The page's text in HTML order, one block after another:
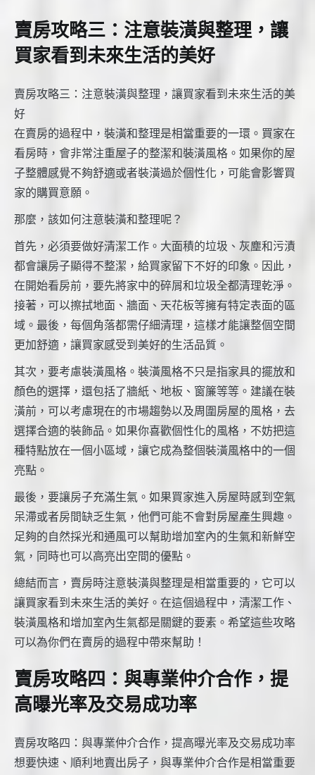
賣房攻略三：注意裝潢與整理，讓
買家看到未來生活的美好
賣房攻略三：注意裝潢與整理，讓買家看到未來生活的美
好
在賣房的過程中，裝潢和整理是相當重要的一環。買家在
看房時，會非常注重屋子的整潔和裝潢風格。如果你的屋
子整體感覺不夠舒適或者裝潢過於個性化，可能會影響買
家的購買意願。
那麼，該如何注意裝潢和整理呢？
首先，必須要做好清潔工作。大面積的垃圾、灰塵和污漬
都會讓房子顯得不整潔，給買家留下不好的印象。因此，
在開始看房前，要先將家中的碎屑和垃圾全都清理乾淨。
接著，可以擦拭地面、牆面、天花板等擁有特定表面的區
域。最後，每個角落都需仔細清理，這樣才能讓整個空間
更加舒適，讓買家感受到美好的生活品質。
其次，要考慮裝潢風格。裝潢風格不只是指家具的擺放和
顏色的選擇，還包括了牆紙、地板、窗簾等等。建議在裝
潢前，可以考慮現在的市場趨勢以及周圍房屋的風格，去
選擇合適的裝飾品。如果你喜歡個性化的風格，不妨把這
種特點放在一個小區域，讓它成為整個裝潢風格中的一個
亮點。
最後，要讓房子充滿生氣。如果買家進入房屋時感到空氣
呆滯或者房間缺乏生氣，他們可能不會對房屋產生興趣。
足夠的自然採光和通風可以幫助增加室內的生氣和新鮮空
氣，同時也可以高亮出空間的優點。
總結而言，賣房時注意裝潢與整理是相當重要的，它可以
讓買家看到未來生活的美好。在這個過程中，清潔工作、
裝潢風格和增加室內生氣都是關鍵的要素。希望這些攻略
可以為你們在賣房的過程中帶來幫助！
賣房攻略四：與專業仲介合作，提
高曝光率及交易成功率
賣房攻略四：與專業仲介合作，提高曝光率及交易成功率
想要快速、順利地賣出房子，與專業仲介合作是相當重要